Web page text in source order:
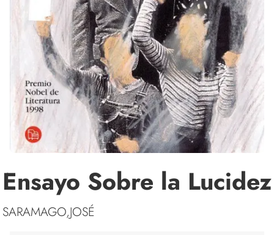
Ensayo Sobre la Lucidez
SARAMAGO,JOSÉ